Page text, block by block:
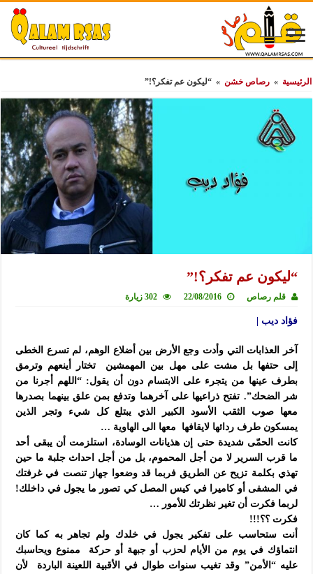
الرئيسية » رصاص خشن » “ليكون عم تفكر؟!”
“ليكون عم تفكر؟!”
قلم رصاص 22/08/2016 302 زيارة
فؤاد ديب |
آخر العذابات التي وأدت وجع الأرض بين أضلاع الوهم، لم تسرع الخطى
إلى حتفها بل مشت على مهل بين المهمشين تختار أينعهم وترمق
بطرف عينها من يتجرء على الابتسام دون أن يقول: “اللهم أجرنا من
شر الضحك”. تفتح ذراعيها على آخرهما وتدفع بمن علق بينهما بصدرها
معها صوب الثقب الأسود الكبير الذي يبتلع كل شيء وتجر الذين
يمسكون طرف ردائها لايقافها معها الى الهاوية …
كانت الحمّى شديدة حتى إن هذيانات الوسادة، استلزمت أن يبقى أحد
ما قرب السرير لا من أجل المحموم، بل من أجل احداث جلبة ما حين
تهذي بكلمة تزيح عن الطريق فربما قد وضعوا جهاز تنصت في غرفتك
في المشفى أو كاميرا في كيس المصل كي تصور ما يجول في داخلك!
لربما فكرت أن تغير نظرتك للأمور …
فكرت ؟؟!!!
أنت ستحاسب على تفكير يجول في خلدك ولم تجاهر به كما كان
انتماؤك في يوم من الأيام لحزب أو جبهة أو حركة ممنوع ويحاسبك
عليه “الأمن” وقد تغيب سنوات طوال في الأقبية اللعينة الباردة لأن